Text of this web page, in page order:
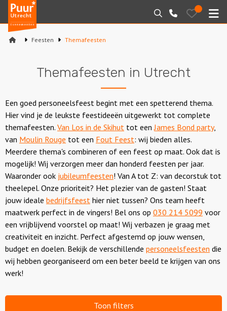
Puur*
Utrecht
bedrijfsuitjes
Zoeken
030-
2145099
Bewaarde
uitjes
Arrangementen
Varen
Sport en spel
Workshops
Rondleidingen
Locaties
Feesten
Feesten Themafeesten
Themafeesten in Utrecht
Een goed personeelsfeest begint met een spetterend thema.
Hier vind je de leukste feestideeën uitgewerkt tot complete
themafeesten. Van Los in de Skihut tot eenJames Bond party,
van Moulin Rouge tot een Fout Feest: wij bieden alles.
Meerdere thema's combineren of een feest op maat. Ook dat is
mogelijk! Wij verzorgen meer dan honderd feesten per jaar.
Waaronder ook jubileumfeesten! Van A tot Z: van decorstuk tot
theelepel. Onze prioriteit? Het plezier van de gasten! Staat
jouw ideale bedrijfsfeest hier niet tussen? Ons team heeft
maatwerk perfect in de vingers! Bel ons op 030 214 5099 voor
een vrijblijvend voorstel op maat! Wij verbazen je graag met
creativiteit en inzicht. Perfect afgestemd op jouw wensen,
budget en doelen. Bekijk de verschillende personeelsfeesten die
wij hebben georganiseerd om een beter beeld te krijgen van ons
werk!
Toon filters